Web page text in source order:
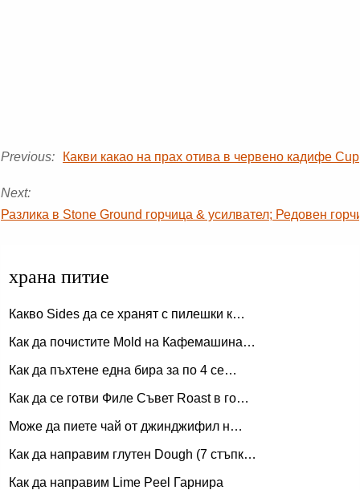
Previous: Какви какао на прах отива в червено кадифе
Next:
Разлика в Stone Ground горчица & усилвател; Редовен
храна питие
Какво Sides да се хранят с пилешки к…
Как да почистите Mold на Кафемашина…
Как да пъхтене една бира за по 4 се…
Как да се готви Филе Съвет Roast в го…
Може да пиете чай от джинджифил н…
Как да направим глутен Dough (7 стъпк…
Как да направим Lime Peel Гарнира